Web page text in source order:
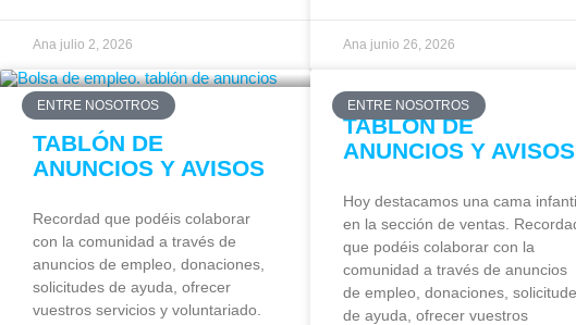
Ana julio 2, 2026 Ana junio 26, 2026
ENTRE NOSOTROS
TABLÓN DE
ANUNCIOS Y AVISOS
Recordad que podéis colaborar
con la comunidad a través de
anuncios de empleo, donaciones,
solicitudes de ayuda, ofrecer
vuestros servicios y voluntariado.
ENTRE NOSOTROS
TABLÓN DE
ANUNCIOS Y AVISOS
Hoy destacamos una cama
en la sección de ventas.
que podéis colaborar con la
comunidad a través de anuncios
de empleo, donaciones,
de ayuda, ofrecer vuestros